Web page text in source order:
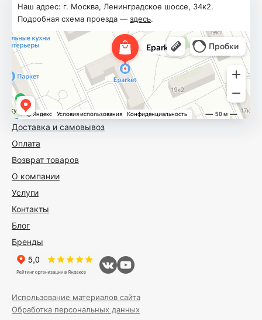
Доставка и самовывоз
Оплата
Возврат товаров
О компании
Услуги
Контакты
Блог
Бренды
Наш адрес: г. Москва, Ленинградское шоссе, 34к2.
Подробная схема проезда — здесь.
Использование материалов сайта
Обработка персональных данных